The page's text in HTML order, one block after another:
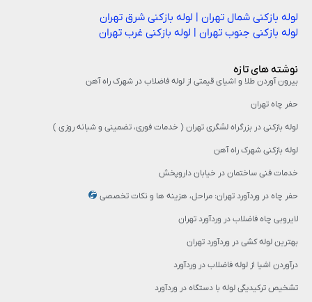
لوله بازکنی شمال تهران | لوله بازکنی شرق تهران
لوله بازکنی جنوب تهران | لوله بازکنی غرب تهران
نوشته های تازه
بیرون آوردن طلا و اشیای قیمتی از لوله فاضلاب در شهرک راه‌ آهن
حفر چاه تهران
لوله بازکنی در بزرگراه لشگری تهران ( خدمات فوری، تضمینی و شبانه روزی )
لوله بازکنی شهرک راه آهن
خدمات فنی ساختمان در خیابان داروپخش
حفر چاه در وردآورد تهران: مراحل، هزینه‌ ها و نکات تخصصی
لایروبی چاه فاضلاب در وردآورد تهران
بهترین لوله کشی در وردآورد تهران
درآوردن اشیا از لوله فاضلاب در وردآورد
تشخیص ترکیدیگی لوله با دستگاه در وردآورد